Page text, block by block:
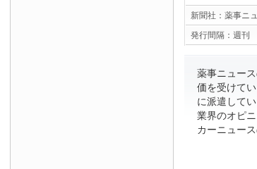
新聞社： 薬事ニ
発行間隔： 週刊
薬事ニュー
価を受けて
に派遣して
業界のオピ
カーニュー